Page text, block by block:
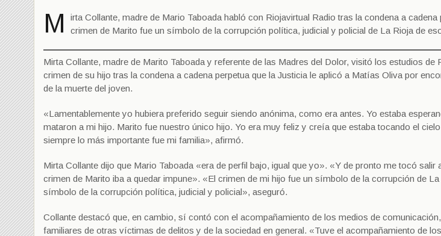
M
irta Collante, madre de Mario Taboada habló con Riojavirtual Radio tras la condena a
crimen de Marito fue un símbolo de la corrupción política, judicial y policial de La Rioja de
Mirta Collante, madre de Marito Taboada y referente de las Madres del Dolor, visitó los estudios de
crimen de su hijo tras la condena a cadena perpetua que la Justicia le aplicó a Matías Oliva por
de la muerte del joven.
«Lamentablemente yo hubiera preferido seguir siendo anónima, como era antes. Yo estaba
mataron a mi hijo. Marito fue nuestro único hijo. Yo era muy feliz y creía que estaba tocando el
siempre lo más importante fue mi familia», afirmó.
Mirta Collante dijo que Mario Taboada «era de perfil bajo, igual que yo». «Y de pronto me tocó salir
crimen de Marito iba a quedar impune». «El crimen de mi hijo fue un símbolo de la corrupción de
símbolo de la corrupción política, judicial y policial», aseguró.
Collante destacó que, en cambio, sí contó con el acompañamiento de los medios de
familiares de otras víctimas de delitos y de la sociedad en general. «Tuve el acompañamiento de